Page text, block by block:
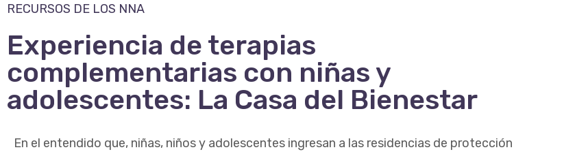
RECURSOS DE LOS NNA
Experiencia de terapias
complementarias con niñas y
adolescentes: La Casa del Bienestar
En el entendido que, niñas, niños y adolescentes ingresan a las residencias de protección